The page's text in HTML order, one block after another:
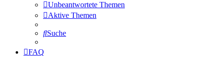
Unbeantwortete Themen
Aktive Themen
Suche
FAQ